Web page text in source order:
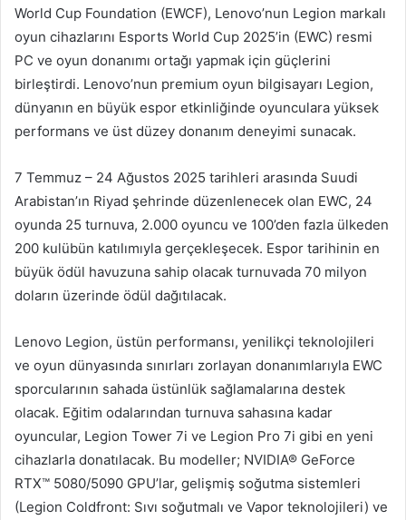
World Cup Foundation (EWCF), Lenovo’nun Legion markalı
oyun cihazlarını Esports World Cup 2025’in (EWC) resmi
PC ve oyun donanımı ortağı yapmak için güçlerini
birleştirdi. Lenovo’nun premium oyun bilgisayarı Legion,
dünyanın en büyük espor etkinliğinde oyunculara yüksek
performans ve üst düzey donanım deneyimi sunacak.
7 Temmuz – 24 Ağustos 2025 tarihleri arasında Suudi
Arabistan’ın Riyad şehrinde düzenlenecek olan EWC, 24
oyunda 25 turnuva, 2.000 oyuncu ve 100’den fazla ülkeden
200 kulübün katılımıyla gerçekleşecek. Espor tarihinin en
büyük ödül havuzuna sahip olacak turnuvada 70 milyon
doların üzerinde ödül dağıtılacak.
Lenovo Legion, üstün performansı, yenilikçi teknolojileri
ve oyun dünyasında sınırları zorlayan donanımlarıyla EWC
sporcularının sahada üstünlük sağlamalarına destek
olacak. Eğitim odalarından turnuva sahasına kadar
oyuncular, Legion Tower 7i ve Legion Pro 7i gibi en yeni
cihazlarla donatılacak. Bu modeller; NVIDIA® GeForce
RTX™ 5080/5090 GPU’lar, gelişmiş soğutma sistemleri
(Legion Coldfront: Sıvı soğutmalı ve Vapor teknolojileri) ve